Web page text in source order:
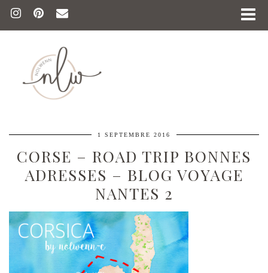
1 SEPTEMBRE 2016
CORSE – ROAD TRIP BONNES
ADRESSES – BLOG VOYAGE
NANTES 2